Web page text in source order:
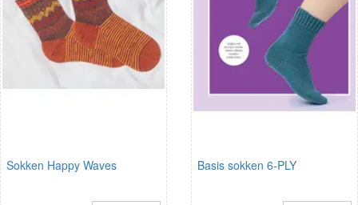
Sokken Happy Waves Basis sokken 6-PLY